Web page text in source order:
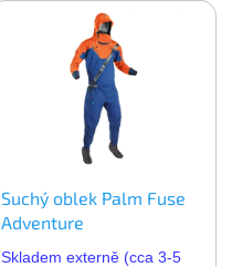
Suchý oblek Palm Fuse
Adventure
Skladem externě (cca 3-5